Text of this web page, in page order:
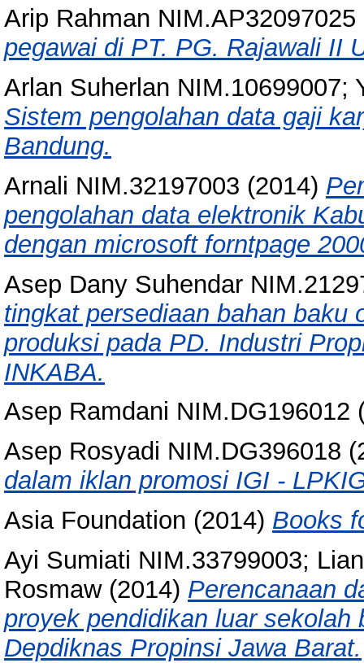
Arip Rahman NIM.AP32097025
pegawai di PT. PG. Rajawali II
Arlan Suherlan NIM.10699007;
Sistem pengolahan data gaji
Bandung.
Arnali NIM.32197003 (2014)
pengolahan data elektronik
dengan microsoft forntpage
Asep Dany Suhendar
tingkat persediaan bahan baku
produksi pada PD. Industri
INKABA.
Asep Ramdani NIM.DG196012
Asep Rosyadi NIM.DG396018
dalam iklan promosi IGI -
Asia Foundation (2014) Books
Ayi Sumiati NIM.33799003;
Rosmaw(2014) Perencanaan
proyek pendidikan luar
Depdiknas Propinsi Jawa Barat.